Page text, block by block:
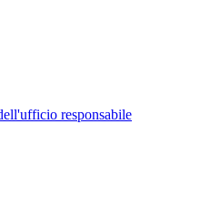
responsabile